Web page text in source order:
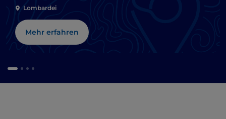
Lombardei
Mehr erfahren